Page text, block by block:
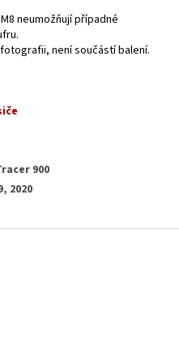
neumožňují případné
není součástí balení.
900
2020